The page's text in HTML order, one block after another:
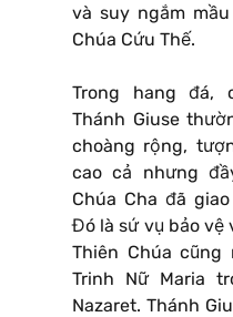
và suy ngắm
Chúa Cứu Thế.
Trong hang đá,
Thánh Giuse
choàng rộng,
cao cả nhưng
Chúa Cha đã
Đó là sứ vụ bảo vệ
Thiên Chúa
Trinh Nữ Maria
Nazaret. Thánh